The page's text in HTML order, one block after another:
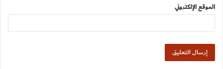
الموقع الإلكتروني